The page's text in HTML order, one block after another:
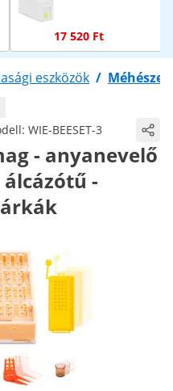
17 520 Ft
eszközök /
WIE-BEESET-3
- anyanevelő
álcázótű -